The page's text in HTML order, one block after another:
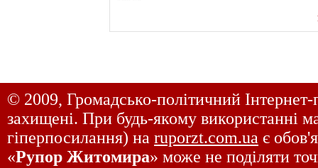
© 2009, Громадсько-політичний Інтернет-
захищені. При будь-якому використанні
гіперпосилання) на ruporzt.com.ua є
«Рупор Житомира» може не поділяти